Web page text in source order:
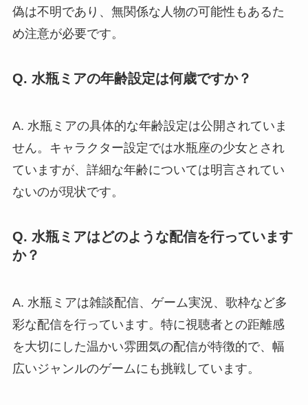
偽は不明であり、無関係な人物の可能性もあるた
め注意が必要です。
Q. 水瓶ミアの年齢設定は何歳ですか？
A. 水瓶ミアの具体的な年齢設定は公開されていま
せん。キャラクター設定では水瓶座の少女とされ
ていますが、詳細な年齢については明言されてい
ないのが現状です。
Q. 水瓶ミアはどのような配信を行っています
か？
A. 水瓶ミアは雑談配信、ゲーム実況、歌枠など多
彩な配信を行っています。特に視聴者との距離感
を大切にした温かい雰囲気の配信が特徴的で、幅
広いジャンルのゲームにも挑戦しています。